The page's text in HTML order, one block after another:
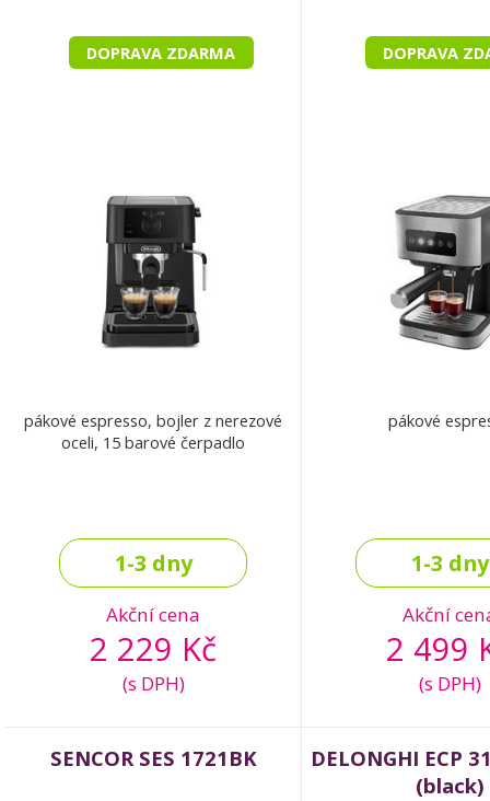
DOPRAVA ZDARMA
pákové espresso, bojler z nerezové
oceli, 15 barové čerpadlo
1-3 dny
Akční cena
2 229 Kč
(s DPH)
DOPRAVA
pákové
1-3 dny
Akční
2 499
(s DPH)
SENCOR SES 1721BK
DELONGHI ECP
(black)